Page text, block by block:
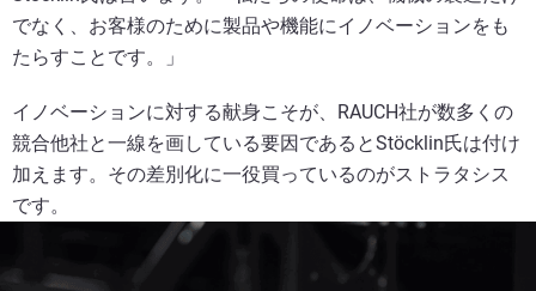
でなく、お客様のために製品や機能にイノベーションをも
たらすことです。」
イノベーションに対する献身こそが、RAUCH社が数多くの
競合他社と一線を画している要因であるとStöcklin氏は付け
加えます。その差別化に一役買っているのがストラタシス
です。